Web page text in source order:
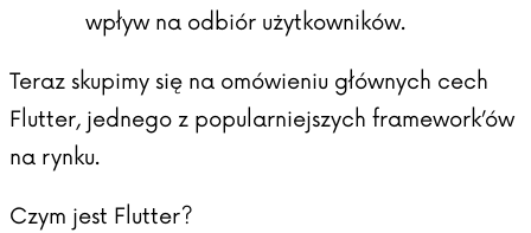
wpływ na odbiór użytkowników.
Teraz skupimy się na omówieniu głównych cech
Flutter, jednego z popularniejszych framework’ów
na rynku.
Czym jest Flutter?